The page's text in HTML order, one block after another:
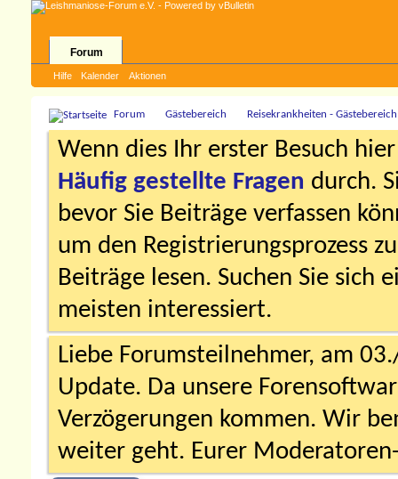
Forum
Hilfe Kalender Aktionen
Forum Gästebereich Reisekrankheiten - Gästebereich
Wenn dies Ihr erster Besuch
Häufig gestellte Fragen durch.
bevor Sie Beiträge verfassen
um den Registrierungsprozess
Beiträge lesen. Suchen Sie sich
meisten interessiert.
Liebe Forumsteilnehmer, am
Update. Da unsere
Verzögerungen kommen. Wir
weiter geht. Eurer